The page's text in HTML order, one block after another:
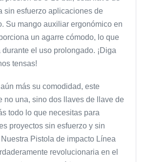
sin esfuerzo aplicaciones de
Su mango auxiliar ergonómico en
un agarre cómodo, lo que
el uso prolongado. ¡Diga
tensas!
más su comodidad, este
no una, sino dos llaves de llave de
todo lo que necesitas para
proyectos sin esfuerzo y sin
Pistola de impacto Línea
revolucionaria en el